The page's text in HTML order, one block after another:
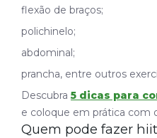
flexão de braços;
polichinelo;
abdominal;
prancha, entre outros
Descubra 5 dicas para
e coloque em prática com
Quem pode fazer